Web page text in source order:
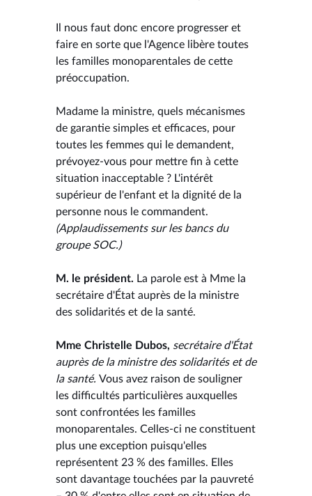
Il nous faut donc encore progresser et
faire en sorte que l'Agence libère toutes
les familles monoparentales de cette
préoccupation.
Madame la ministre, quels mécanismes
de garantie simples et efficaces, pour
toutes les femmes qui le demandent,
prévoyez-vous pour mettre fin à cette
situation inacceptable ? L'intérêt
supérieur de l'enfant et la dignité de la
personne nous le commandent.
(Applaudissements sur les bancs du
groupe SOC.)
M. le président. La parole est à Mme la
secrétaire d'État auprès de la ministre
des solidarités et de la santé.
Mme Christelle Dubos, secrétaire d'État
auprès de la ministre des solidarités et de
la santé. Vous avez raison de souligner
les difficultés particulières auxquelles
sont confrontées les familles
monoparentales. Celles-ci ne constituent
plus une exception puisqu'elles
représentent 23 % des familles. Elles
sont davantage touchées par la pauvreté